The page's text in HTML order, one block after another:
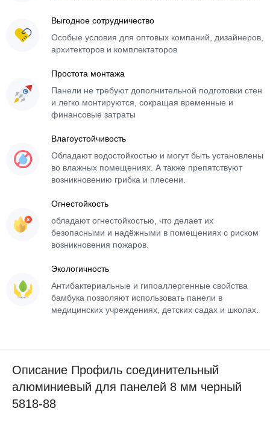
Выгодное сотрудничество
Особые условия для оптовых компаний, дизайнеров,
архитекторов и комплектаторов
Простота монтажа
Панели не требуют дополнительной подготовки стен
и легко монтируются, сокращая временные и
финансовые затраты
Влагоустойчивость
Обладают водостойкостью и могут быть установлены
во влажных помещениях. А также препятствуют
возникновению грибка и плесени.
Огнестойкость
обладают огнестойкостью, что делает их
безопасными и надёжными в помещениях с риском
возникновения пожаров.
Экологичность
Антибактериальные и гипоаллергенные свойства
бамбука позволяют использовать панели в
медицинских учреждениях, детских садах и школах.
Описание Профиль соединительный
алюминиевый для панелей 8 мм черный
5818-88